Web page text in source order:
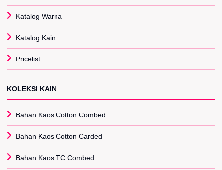
Katalog Warna
Katalog Kain
Pricelist
KOLEKSI KAIN
Bahan Kaos Cotton Combed
Bahan Kaos Cotton Carded
Bahan Kaos TC Combed